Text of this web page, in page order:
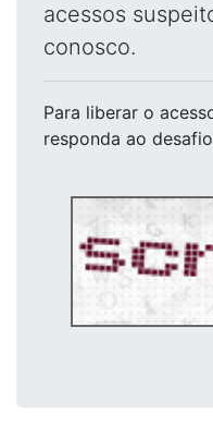
acessos
conosco.
Para liberar o
responda ao